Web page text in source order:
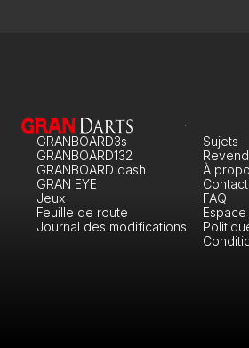
GRANBOARD3s
GRANBOARD132
GRANBOARD dash
GRAN EYE
Jeux
Feuille de route
Journal des modifications
À
Sujets
FAQ